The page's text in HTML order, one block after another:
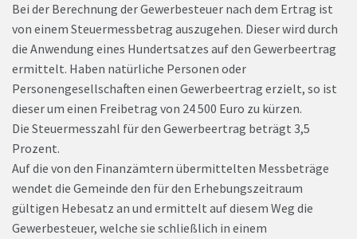
Bei der Berechnung der Gewerbesteuer nach dem Ertrag ist
von einem Steuermessbetrag auszugehen. Dieser wird durch
die Anwendung eines Hundertsatzes auf den Gewerbeertrag
ermittelt. Haben natürliche Personen oder
Personengesellschaften einen Gewerbeertrag erzielt, so ist
dieser um einen Freibetrag von 24 500 Euro zu kürzen.
Die Steuermesszahl für den Gewerbeertrag beträgt 3,5
Prozent.
Auf die von den Finanzämtern übermittelten Messbeträge
wendet die Gemeinde den für den Erhebungszeitraum
gültigen Hebesatz an und ermittelt auf diesem Weg die
Gewerbesteuer, welche sie schließlich in einem